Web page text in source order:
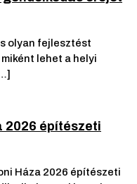
olyan fejlesztést
lehet a helyi
2026 építészeti
Háza 2026 építészeti